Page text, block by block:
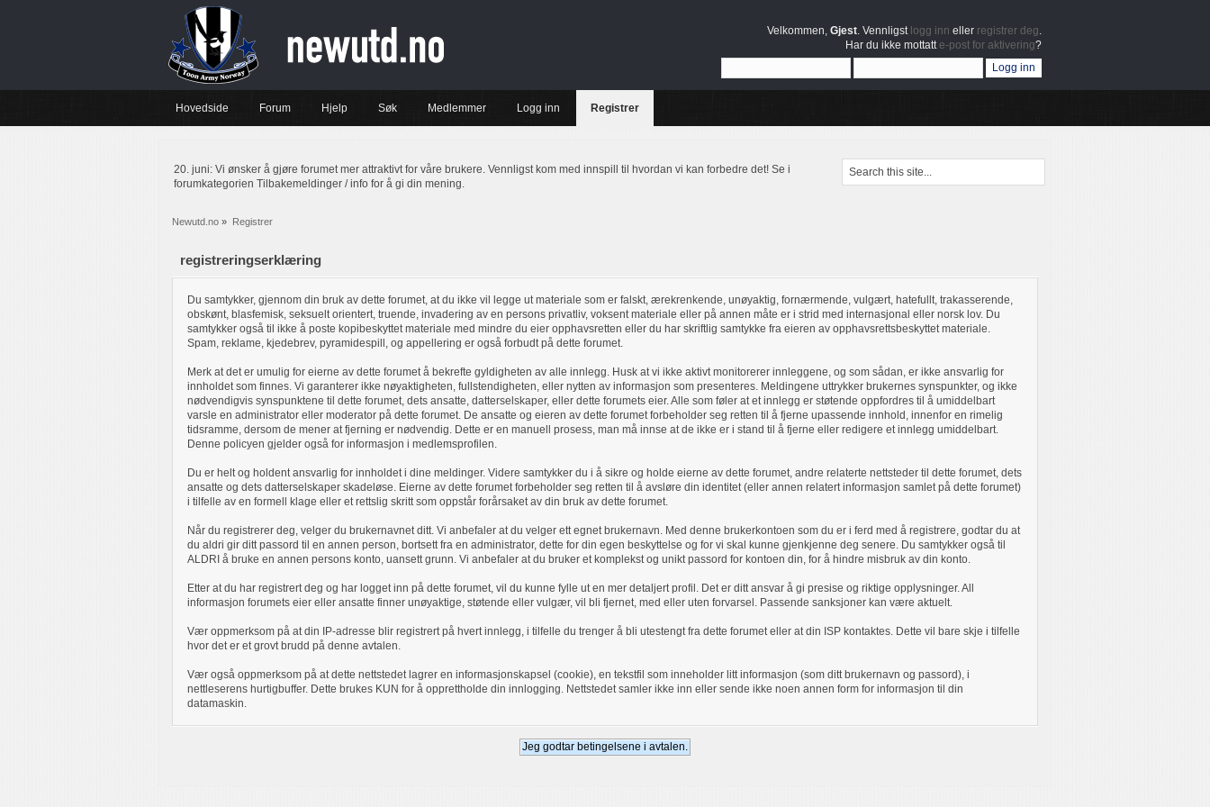
Velkommen, Gjest. Vennligst logg inn eller registrer deg.
Har du ikke mottatte-post for aktivering?
Hovedside Forum Hjelp Søk Medlemmer Logg inn Registrer
20. juni: Vi ønsker å gjøre forumet mer attraktivt for våre brukere. Vennligst kom med innspill til hvordan vi kan forbedre det! Se i
forumkategorien Tilbakemeldinger / info for å gi din mening.
Newutd.no » Registrer
registreringserklæring
Du samtykker, gjennom din bruk av dette forumet, at du ikke vil legge ut materiale som er falskt, ærekrenkende, unøyaktig, fornærmende, vulgært, hatefullt, trakasserende,
obskønt, blasfemisk, seksuelt orientert, truende, invadering av en persons privatliv, voksent materiale eller på annen måte er i strid med internasjonal eller norsk lov. Du
samtykker også til ikke å poste kopibeskyttet materiale med mindre du eier opphavsretten eller du har skriftlig samtykke fra eieren av opphavsrettsbeskyttet materiale.
Spam, reklame, kjedebrev, pyramidespill, og appellering er også forbudt på dette forumet.
Merk at det er umulig for eierne av dette forumet å bekrefte gyldigheten av alle innlegg. Husk at vi ikke aktivt monitorerer innleggene, og som sådan, er ikke ansvarlig for
innholdet som finnes. Vi garanterer ikke nøyaktigheten, fullstendigheten, eller nytten av informasjon som presenteres. Meldingene uttrykker brukernes synspunkter, og ikke
nødvendigvis synspunktene til dette forumet, dets ansatte, datterselskaper, eller dette forumets eier. Alle som føler at et innlegg er støtende oppfordres til å umiddelbart
varsle en administrator eller moderator på dette forumet. De ansatte og eieren av dette forumet forbeholder seg retten til å fjerne upassende innhold, innenfor en rimelig
tidsramme, dersom de mener at fjerning er nødvendig. Dette er en manuell prosess, man må innse at de ikke er i stand til å fjerne eller redigere et innlegg umiddelbart.
Denne policyen gjelder også for informasjon i medlemsprofilen.
Du er helt og holdent ansvarlig for innholdet i dine meldinger. Videre samtykker du i å sikre og holde eierne av dette forumet, andre relaterte nettsteder til dette forumet, dets
ansatte og dets datterselskaper skadeløse. Eierne av dette forumet forbeholder seg retten til å avsløre din identitet (eller annen relatert informasjon samlet på dette forumet)
i tilfelle av en formell klage eller et rettslig skritt som oppstår forårsaket av din bruk av dette forumet.
Når du registrerer deg, velger du brukernavnet ditt. Vi anbefaler at du velger ett egnet brukernavn. Med denne brukerkontoen som du er i ferd med å registrere, godtar du at
du aldri gir ditt passord til en annen person, bortsett fra en administrator, dette for din egen beskyttelse og for vi skal kunne gjenkjenne deg senere. Du samtykker også til
ALDRI å bruke en annen persons konto, uansett grunn. Vi anbefaler at du bruker et komplekst og unikt passord for kontoen din, for å hindre misbruk av din konto.
Etter at du har registrert deg og har logget inn på dette forumet, vil du kunne fylle ut en mer detaljert profil. Det er ditt ansvar å gi presise og riktige opplysninger. All
informasjon forumets eier eller ansatte finner unøyaktige, støtende eller vulgær, vil bli fjernet, med eller uten forvarsel. Passende sanksjoner kan være aktuelt.
Vær oppmerksom på at din IP-adresse blir registrert på hvert innlegg, i tilfelle du trenger å bli utestengt fra dette forumet eller at din ISP kontaktes. Dette vil bare skje i tilfelle
hvor det er et grovt brudd på denne avtalen.
Vær også oppmerksom på at dette nettstedet lagrer en informasjonskapsel (cookie), en tekstfil som inneholder litt informasjon (som ditt brukernavn og passord), i
nettleserens hurtigbuffer. Dette brukes KUN for å opprettholde din innlogging. Nettstedet samler ikke inn eller sende ikke noen annen form for informasjon til din
datamaskin.